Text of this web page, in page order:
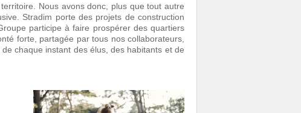
Nous avons donc, plus que tout autre
Stradim porte des projets de construction
participe à faire prospérer des quartiers
forte, partagée par tous nos collaborateurs,
chaque instant des élus, des habitants et de